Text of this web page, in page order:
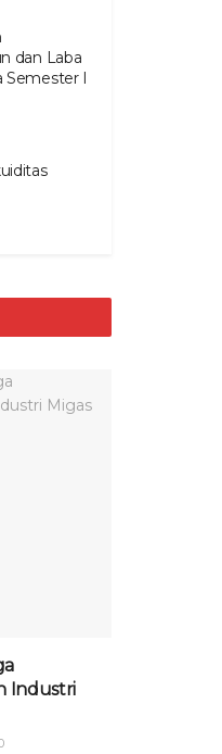
dan Laba
Semester I
Industri